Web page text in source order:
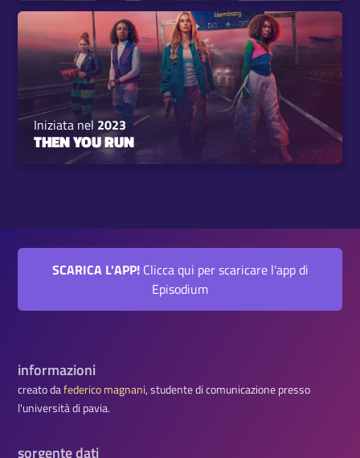
Iniziata nel 2023
THEN YOU RUN
SCARICA L'APP!Clicca qui per scaricare l'app di
Episodium
informazioni
creato dafederico magnani, studente di comunicazione presso
l'università di pavia.
sorgente dati